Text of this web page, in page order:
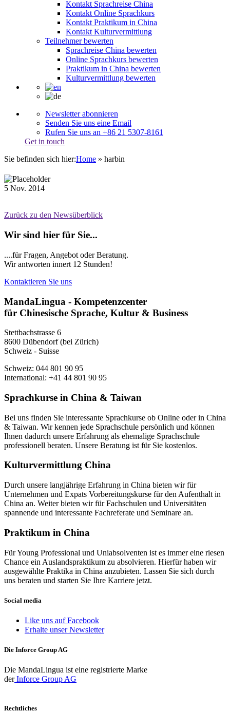
Kontakt Sprachreise China
Kontakt Online Sprachkurs
Kontakt Praktikum in China
Kontakt Kulturvermittlung
Teilnehmer bewerten
Sprachreise China bewerten
Online Sprachkurs bewerten
Praktikum in China bewerten
Kulturvermittlung bewerten
Newsletter abonnieren
Senden Sie uns eine Email
Rufen Sie uns an +86 21 5307-8161
Get in touch
Sie befinden sich hier:Home » harbin
5 Nov. 2014
Zurück zu den Newsüberblick
Wir sind hier für Sie...
....für Fragen, Angebot oder Beratung.
Wir antworten innert 12 Stunden!
Kontaktieren Sie uns
MandaLingua - Kompetenzcenter
für Chinesische Sprache, Kultur & Business
Stettbachstrasse 6
8600 Dübendorf (bei Zürich)
Schweiz - Suisse
Schweiz: 044 801 90 95
International: +41 44 801 90 95
Sprachkurse in China & Taiwan
Bei uns finden Sie interessante Sprachkurse ob Online oder in China
& Taiwan. Wir kennen jede Sprachschule persönlich und können
Ihnen dadurch unsere Erfahrung als ehemalige Sprachschule
professionell beraten. Unsere Beratung ist für Sie kostenlos.
Kulturvermittlung China
Durch unsere langjährige Erfahrung in China bieten wir für
Unternehmen und Expats Vorbereitungskurse für den Aufenthalt in
China an. Weiter bieten wir für Fachschulen und Universitäten
spannende und interessante Fachreferate und Seminare an.
Praktikum in China
Für Young Professional und Uniabsolventen ist es immer eine riesen
Chance ein Auslandspraktikum zu absolvieren. Hierfür haben wir
ausgewählte Praktika in China anzubieten. Lassen Sie sich durch
uns beraten und starten Sie Ihre Karriere jetzt.
Social media
Like uns auf Facebook
Erhalte unser Newsletter
Die Inforce Group AG
Die MandaLingua ist eine registrierte Marke
derInforce Group AG
Rechtliches